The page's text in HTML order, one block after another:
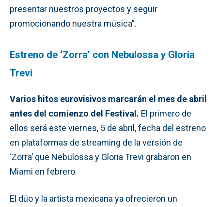
presentar nuestros proyectos y seguir
promocionando nuestra música”.
Estreno de ‘Zorra’ con Nebulossa y Gloria
Trevi
Varios hitos eurovisivos marcarán el mes de abril
antes del comienzo del Festival. El primero de
ellos será este viernes, 5 de abril, fecha del estreno
en plataformas de streaming de la versión de
‘Zorra’ que Nebulossa y Gloria Trevi grabaron en
Miami en febrero.
El dúo y la artista mexicana ya ofrecieron un